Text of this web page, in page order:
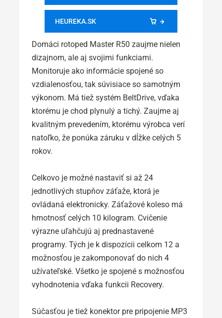
HEUREKA.SK
Domáci rotoped Master R50 zaujme nielen
dizajnom, ale aj svojimi funkciami.
Monitoruje ako informácie spojené so
vzdialenosťou, tak súvisiace so samotným
výkonom. Má tiež systém BeltDrive, vďaka
ktorému je chod plynulý a tichý. Zaujme aj
kvalitným prevedením, ktorému výrobca verí
natoľko, že ponúka záruku v dĺžke celých 5
rokov.
Celkovo je možné nastaviť si až 24
jednotlivých stupňov záťaže, ktorá je
ovládaná elektronicky. Záťažové koleso má
hmotnosť celých 10 kilogram. Cvičenie
výrazne uľahčujú aj prednastavené
programy. Tých je k dispozícii celkom 12 a
možnosťou je zakomponovať do nich 4
užívateľské. Všetko je spojené s možnosťou
vyhodnotenia vďaka funkcii Recovery.
Súčasťou je tiež konektor pre pripojenie MP3